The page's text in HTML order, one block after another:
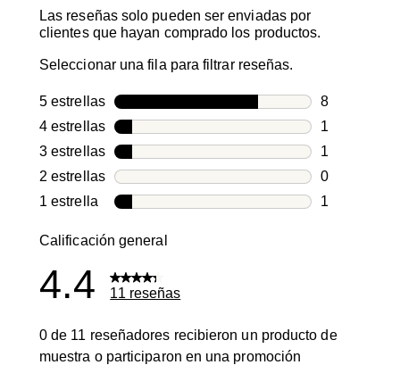
Las reseñas solo pueden ser enviadas por
clientes que hayan comprado los productos.
Seleccionar una fila para filtrar reseñas.
5 estrellasestrellas
8
8 reseñas
4 estrellasestrellas
1
1 reseña
3 estrellasestrellas
1
1 reseña
2 estrellasestrellas
0
0 reseñas
1 estrellaestrellas
1
Calificación general
4.4 11 reseñas
0 de 11 reseñadores recibieron un producto de
muestra o participaron en una promoción